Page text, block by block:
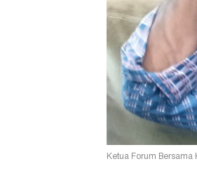
Ketua Forum